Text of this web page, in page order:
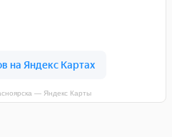
— Яндекс Карты